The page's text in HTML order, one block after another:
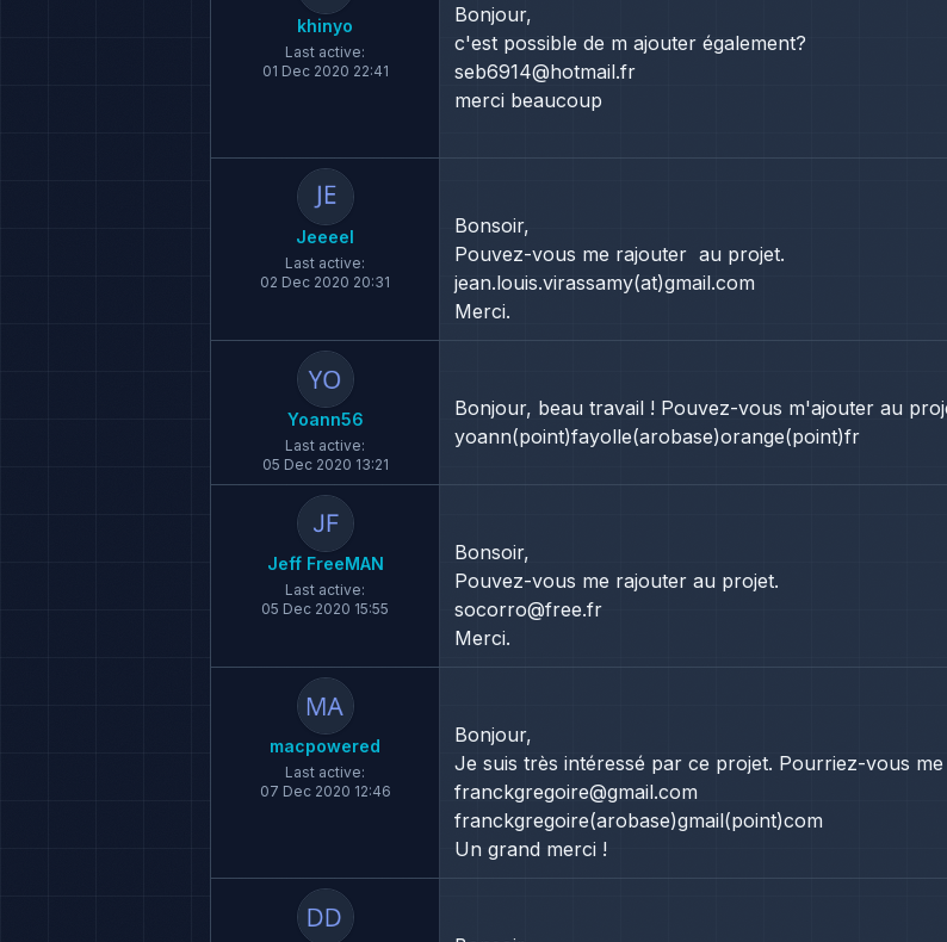
khinyo
Last active:
01 Dec 2020 22:41
Bonjour,
c'est possible de m ajouter également?
seb6914@hotmail.fr
merci beaucoup
Jeeeel
Last active:
02 Dec 2020 20:31
Bonsoir,
Pouvez-vous me rajouter au projet.
jean.louis.virassamy(at)gmail.com
Merci.
Yoann56
Last active:
05 Dec 2020 13:21
Bonjour, beau travail ! Pouvez-vous m'ajouter au
yoann(point)fayolle(arobase)orange(point)fr
Jeff FreeMAN
Last active:
05 Dec 2020 15:55
Bonsoir,
Pouvez-vous me rajouter au projet.
socorro@free.fr
Merci.
macpowered
Last active:
07 Dec 2020 12:46
Bonjour,
Je suis très intéressé par ce projet. Pourriez-vous
franckgregoire@gmail.com
franckgregoire(arobase)gmail(point)com
Un grand merci !